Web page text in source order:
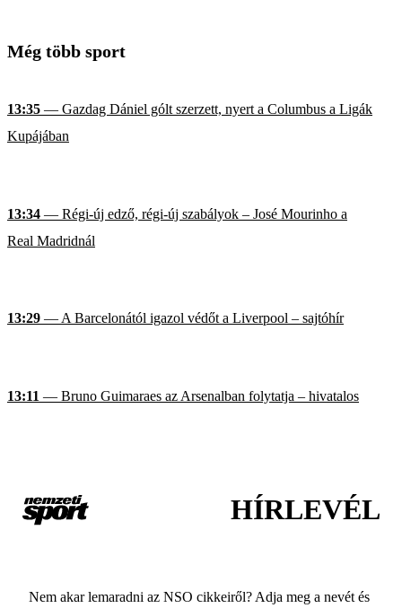
Még több sport
13:35 — Gazdag Dániel gólt szerzett, nyert a Columbus a Ligák
Kupájában
13:34 — Régi-új edző, régi-új szabályok – José Mourinho a
Real Madridnál
13:29 — A Barcelonától igazol védőt a Liverpool – sajtóhír
13:11 — Bruno Guimaraes az Arsenalban folytatja – hivatalos
HÍRLEVÉL
Nem akar lemaradni az NSO cikkeiről? Adja meg a nevét és